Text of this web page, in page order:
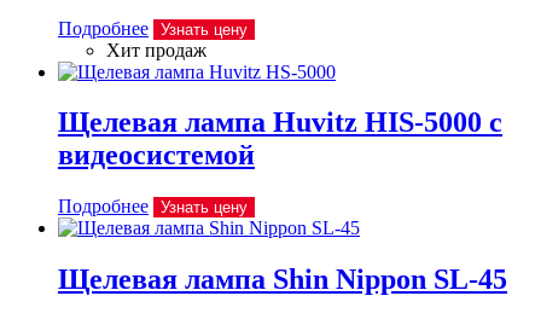
Подробнее Узнать цену
Хит продаж
Щелевая лампа Huvitz HIS-5000 с
видеосистемой
Подробнее Узнать цену
Щелевая лампа Shin Nippon SL-45